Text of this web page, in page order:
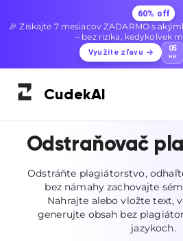
60% off
🎉 Získajte 7 mesiacov ZADARMO s
– bez rizika, kedykoľvek
Využite zľavu 05
HR
CudekAI
Odstraňovač
Odstráňte plagiátorstvo,
bez námahy zachovajte
Nahrajte alebo vložte text,
generujte obsah bez
jazykoch.